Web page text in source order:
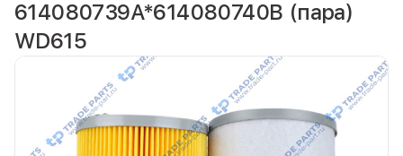
614080739A*614080740B (пара)
WD615